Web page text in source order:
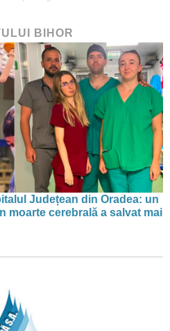
BIHOR
Județean din Oradea: un
moarte cerebrală a salvat mai